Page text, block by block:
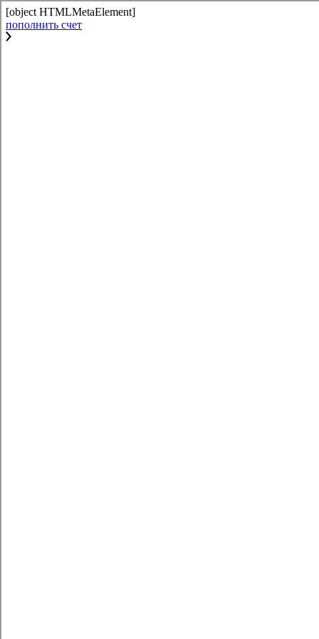
[object HTMLMetaElement]
пополнить счет